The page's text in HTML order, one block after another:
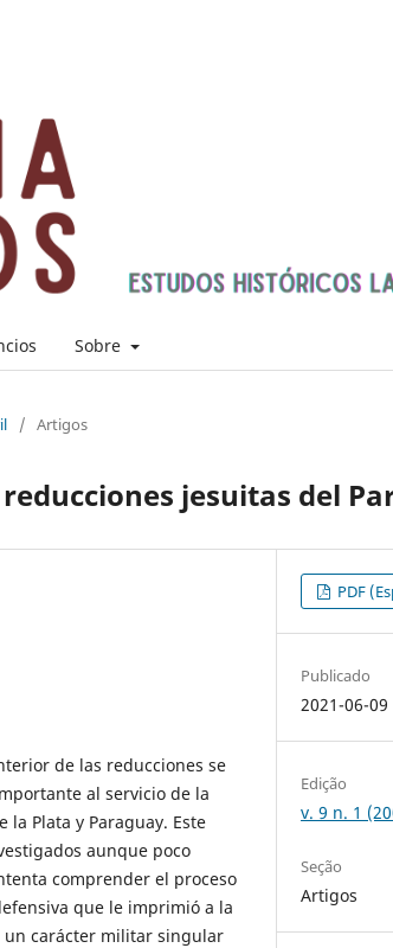
Sobre
/ Artigos
jesuitas del
de las reducciones se
al servicio de la
la Plata y Paraguay. Este
aunque poco
comprender el proceso
que le imprimió a la
un carácter militar singular
PDF
Publicado
2021-06-09
Edição
v. 9 n. 1
Seção
Artigos